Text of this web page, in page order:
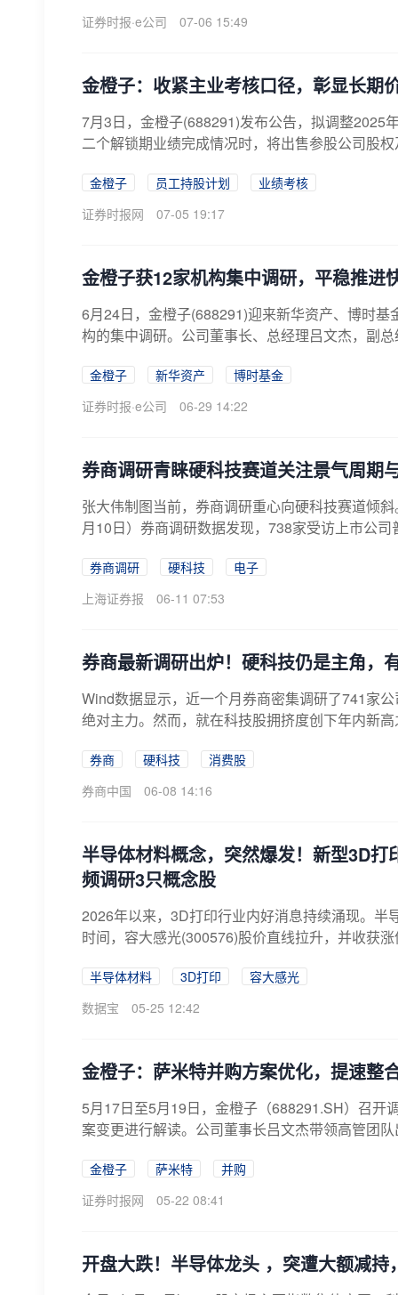
证券时报·e公司
07-06 15:49
金橙子：收紧主业考核口径，彰显长期
7月3日，金橙子(688291)发布公告，拟调整2025
二个解锁期业绩完成情况时，将出售参股公司股
金橙子 员工持股计划
业绩考核
证券时报网
07-05 19:17
金橙子获12家机构集中调研，平稳推进
6月24日，金橙子(688291)迎来新华资产、博时
构的集中调研。公司董事长、总经理吕文杰，副
金橙子 新华资产
博时基金
证券时报·e公司
06-29 14:22
券商调研青睐硬科技赛道关注景气周期
张大伟制图当前，券商调研重心向硬科技赛道倾
月10日）券商调研数据发现，738家受访上市公
券商调研 硬科技
电子
上海证券报
06-11 07:53
券商最新调研出炉！硬科技仍是主角，
Wind数据显示，近一个月券商密集调研了741家
绝对主力。然而，就在科技股拥挤度创下年内新
券商 硬科技
消费股
券商中国
06-08 14:16
半导体材料概念，突然爆发！新型3D
频调研3只概念股
2026年以来，3D打印行业内好消息持续涌现。
时间，容大感光(300576)股价直线拉升，并收获
半导体材料 3D打印
容大感光
数据宝
05-25 12:42
金橙子：萨米特并购方案优化，提速整
5月17日至5月19日，金橙子（688291.SH）召开
案变更进行解读。公司董事长吕文杰带领高管团
金橙子 萨米特
并购
证券时报网
05-22 08:41
开盘大跌！半导体龙头 ，突遭大额减持